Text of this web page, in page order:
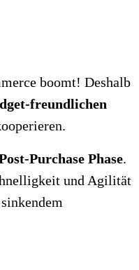
boomt! Deshalb
freundlichen
Purchase Phase.
und Agilität